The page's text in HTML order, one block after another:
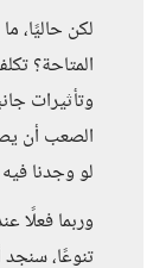
المتاحة؟
وتأثيرات
الصعب أن
لو وجدنا
وربما فعلًا
تنوعًا،